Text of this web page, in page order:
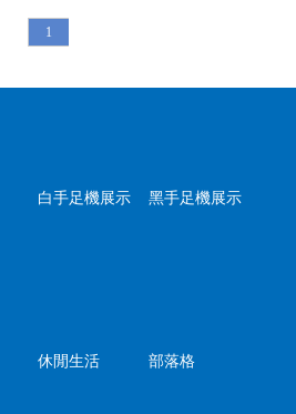
1
白手足機展示 黑手足機展示
休閒生活 部落格